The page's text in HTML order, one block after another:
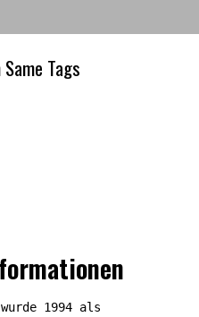
Tags
1994 als